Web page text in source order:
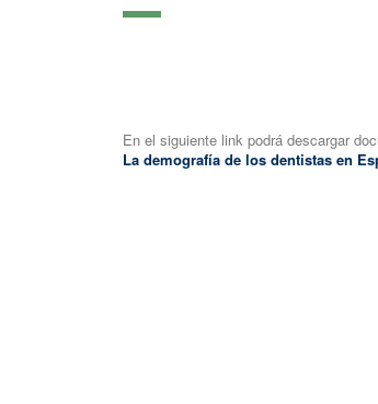
En el siguiente link podrá descargar
La demografía de los dentistas en